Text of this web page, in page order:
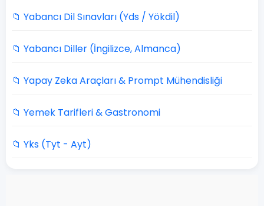
📁 Yabancı Dil Sınavları (Yds / Yökdil)
📁 Yabancı Diller (İngilizce, Almanca)
📁 Yapay Zeka Araçları & Prompt Mühendisliği
📁 Yemek Tarifleri & Gastronomi
📁 Yks (Tyt - Ayt)